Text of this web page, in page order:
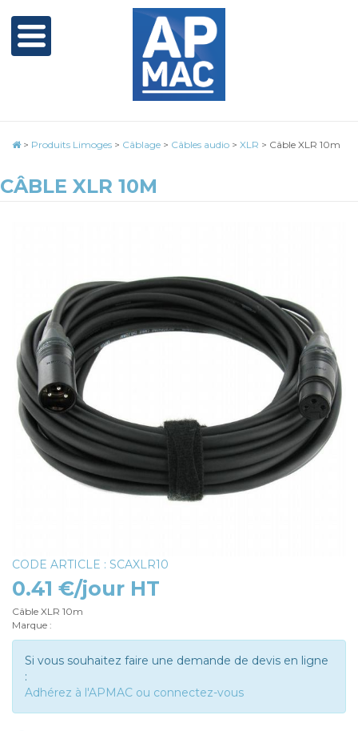
> Produits Limoges > Câblage > Câbles audio > XLR > Câble XLR 10m
CÂBLE XLR 10M
CODE ARTICLE : SCAXLR10
0.41 €/jour HT
Câble XLR 10m
Marque :
Si vous souhaitez faire une demande de devis en ligne
:
Adhérez à l'APMAC ou connectez-vous